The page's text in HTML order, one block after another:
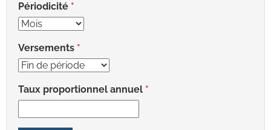
Périodicité
Versements
Taux proportionnel annuel